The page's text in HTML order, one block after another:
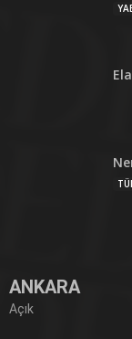
ANKARA
Açık